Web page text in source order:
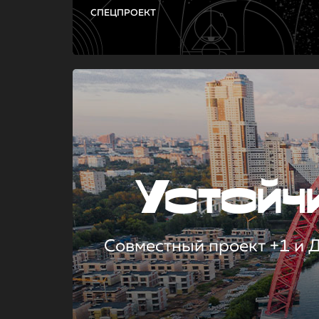
СПЕЦПРОЕКТ
Совместный проект +1 и